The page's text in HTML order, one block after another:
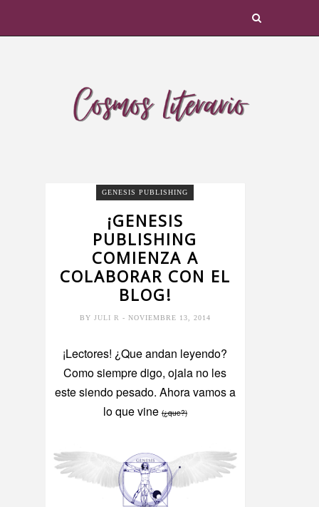
GENESIS PUBLISHING
¡GENESIS
PUBLISHING
COMIENZA A
COLABORAR CON EL
BLOG!
BY JULI R - NOVIEMBRE 13, 2014
¡Lectores! ¿Que andan leyendo?
Como siempre digo, ojala no les
este siendo pesado. Ahora vamos a
lo que vine(¿que?)